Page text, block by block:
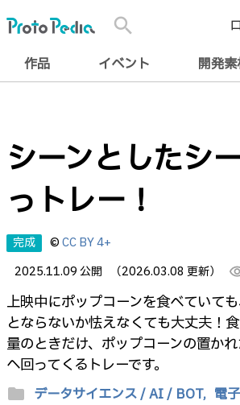
search
作品 イベント 開発
シーンとしたシ
っトレー！
完成 ©CC BY 4+
2025.11.09 公開
（2026.03.08 更新）
上映中にポップコーンを食べていて
とならないか怯えなくても大丈夫！
量のときだけ、ポップコーンの置か
へ回ってくるトレーです。
folder データサイエンス / AI / BOT, 電